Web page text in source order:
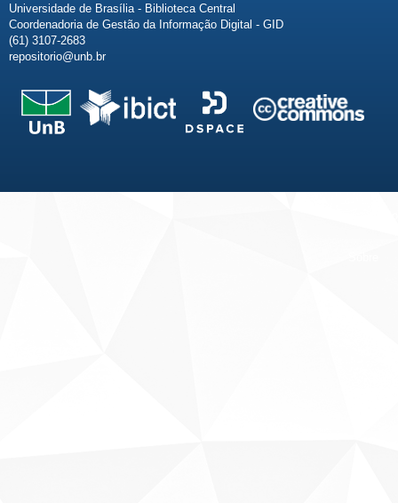
Universidade de Brasília - Biblioteca Central
Coordenadoria de Gestão da Informação Digital - GID
(61) 3107-2683
repositorio@unb.br